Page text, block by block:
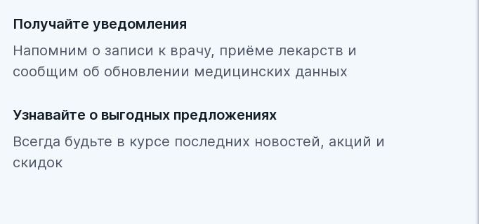
Получайте уведомления
Напомним о записи к врачу, приёме лекарств и
сообщим об обновлении медицинских данных
Узнавайте о выгодных предложениях
Всегда будьте в курсе последних новостей, акций и
скидок